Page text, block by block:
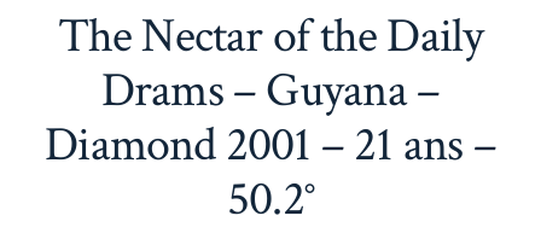
The Nectar of the Daily
Drams – Guyana –
Diamond 2001 – 21 ans –
50.2°